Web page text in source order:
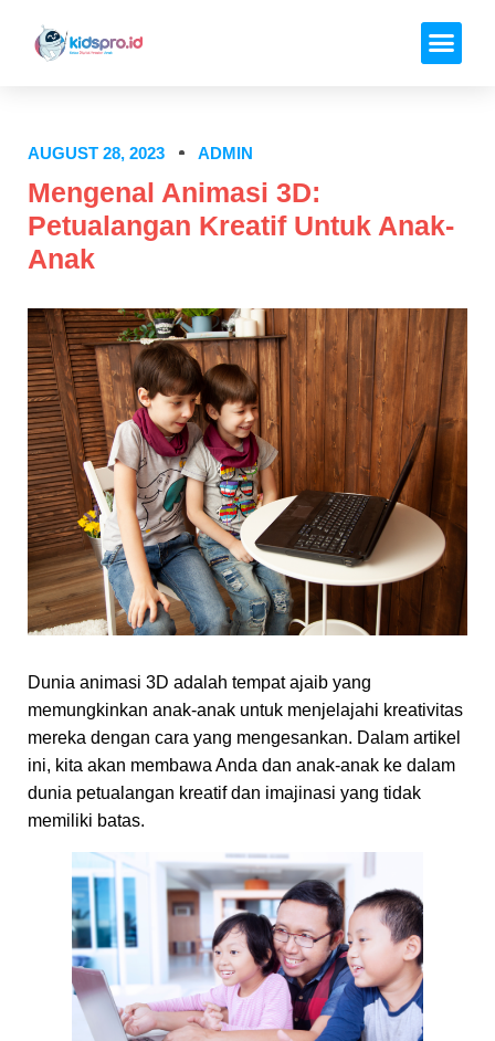
AUGUST 28, 2023 ADMIN
Mengenal Animasi 3D:
Petualangan Kreatif Untuk Anak-
Anak
Dunia animasi 3D adalah tempat ajaib yang
memungkinkan anak-anak untuk menjelajahi kreativitas
mereka dengan cara yang mengesankan. Dalam artikel
ini, kita akan membawa Anda dan anak-anak ke dalam
dunia petualangan kreatif dan imajinasi yang tidak
memiliki batas.